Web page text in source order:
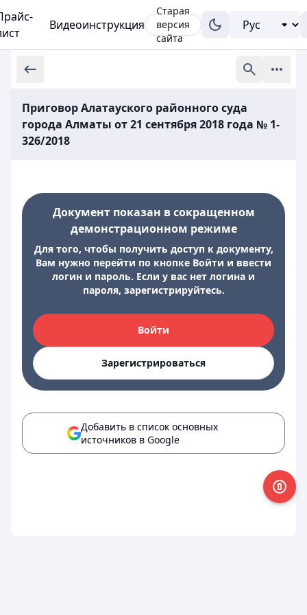
Видеоинструкция
Старая
версия
сайта
Приговор Алатауского районного суда
города Алматы от 21 сентября 2018 года № 1-
326/2018
Документ показан в сокращенном
демонстрационном режиме
Для того, чтобы получить доступ к документу,
Вам нужно перейти по кнопке Войти и ввести
логин и пароль. Если у вас нет логина и
пароля, зарегистрируйтесь.
Войти
Зарегистрироваться
Добавить в список основных
источников в Google